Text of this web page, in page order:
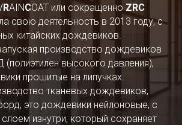
RAINCOAT или сокращенноZRC
свою деятельность в 2013 году, с
китайских дождевиков.
производство дождевиков
(полиэтилен высокого давления),
прошитые на липучках.
тканевых дождевиков,
это дождевики нейлоновые, с
изнутри, который сохраняет